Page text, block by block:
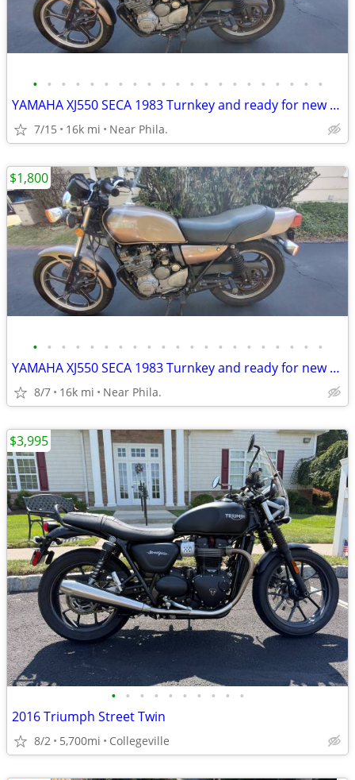
• • • • • • • • • • • • • • • • • • • • •
YAMAHA XJ550 SECA 1983 Turnkey and ready for new ownership.
7/15 16k mi Near Phila.
• • • • • • • • • • • • • • • • • • • • •
YAMAHA XJ550 SECA 1983 Turnkey and ready for new ownership.
8/7 16k mi Near Phila.
$1,800
• • • • • • • • • •
2016 Triumph Street Twin
8/2 5,700mi Collegeville
$3,995